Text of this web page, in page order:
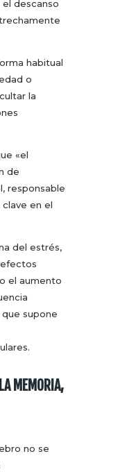
el descanso
habitual
o
la
«el
de
responsable
en el
del estrés,
el aumento
supone
MEMORIA,
no se